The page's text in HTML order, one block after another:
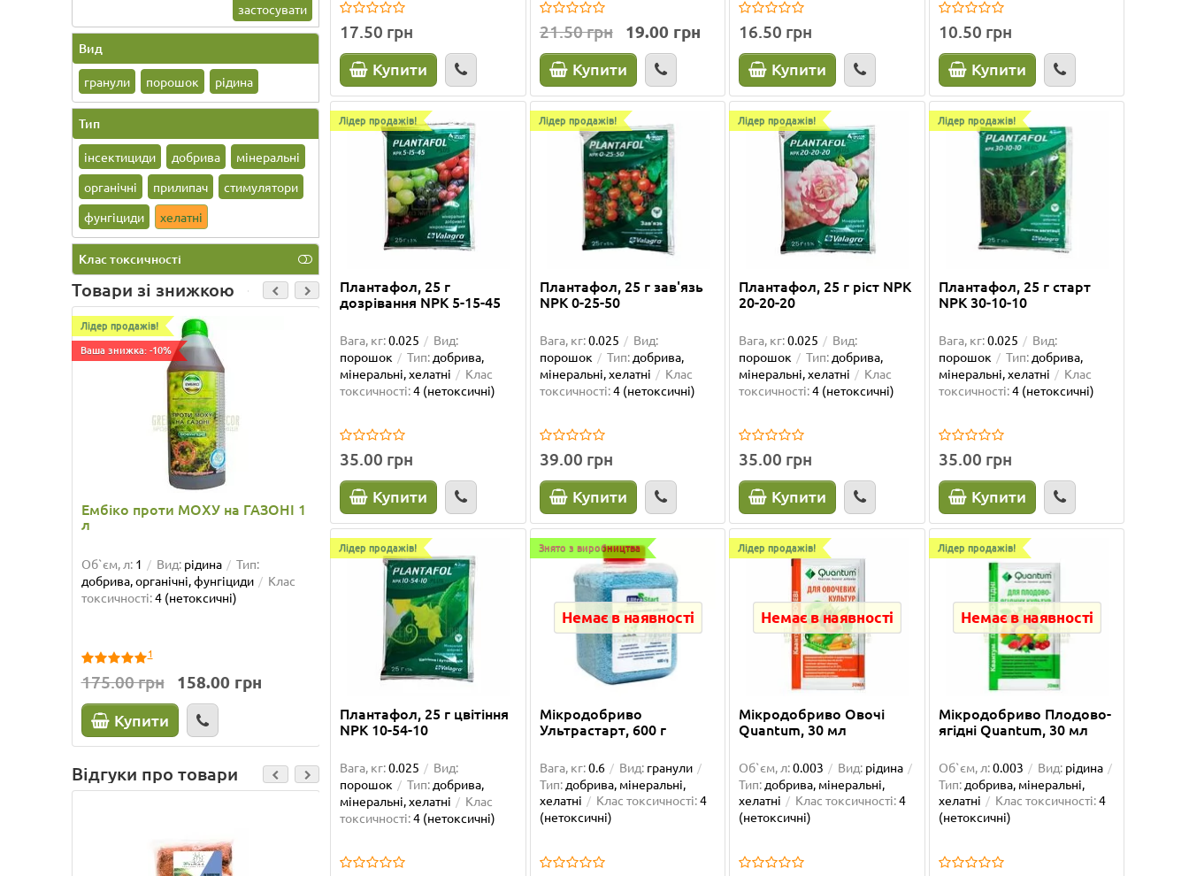
застосувати
Вид
гранули порошок рідина
Тип
інсектициди добрива
мінеральні
органічні
прилипач
стимулятори
фунгіциди
хелатні
Клас токсичності
Товари зі знижкою
Лідер продажів!
Ваша знижка: -10%
Ембіко проти МОХУ на ГАЗОНІ 1
л
Об`єм, л: 1 Вид: рідина
Тип:
добрива, органічні, фунгіциди
Клас
токсичності:4 (нетоксичні)
1
175.00 грн 158.00 грн
Купити
MAXMiN Botanic для хвойних, 1
л
Об`єм, л:1 Вид:рідина
добрива, органічні, стимулятори
309.00 грн 263.00 грн
Купити
Ваша знижка: -14%
Борна кислота, 20 г
Вага, кг:0.02 гранули
Тип:
добрива, мінеральні, стимулятори
10.50 грн 9.00 грн
Купити
Ваша знижка: -15%
Добриво Яра Міла 9:12:25, 1 кг
Вага, кг: Вид: гранули
Тип:
добрива, мінеральні
105.00 грн 89.00 грн
Купити
Відгуки про товари
17.50 грн
Купити
21.50 грн 19.00 грн
Купити
16.50 грн
Купити
10.50 грн
Купити
Лідер продажів!
Плантафол, 25 г
дозрівання NPK 5-15-45
Вага, кг:0.025
Вид:
порошок
Тип: добрива,
мінеральні, хелатні
Клас
токсичності:4 (нетоксичні)
35.00 грн
Купити
Лідер продажів!
Плантафол, 25 г зав'язь
NPK 0-25-50
Вага, кг:0.025
Вид:
порошок
Тип: добрива,
мінеральні, хелатні
Клас
токсичності:4 (нетоксичні)
39.00 грн
Купити
Лідер продажів!
Плантафол, 25 г ріст NPK
20-20-20
Вага, кг:0.025
Вид:
порошок
Тип: добрива,
мінеральні, хелатні
Клас
токсичності:4 (нетоксичні)
35.00 грн
Купити
Лідер продажів!
Плантафол, 25 г старт
NPK 30-10-10
Вага, кг:0.025
Вид:
порошок
Тип: добрива,
мінеральні, хелатні
Клас
токсичності:4 (нетоксичні)
35.00 грн
Купити
Лідер продажів!
Плантафол, 25 г цвітіння
NPK 10-54-10
Вага, кг:0.025
Вид:
порошок
Тип: добрива,
мінеральні, хелатні
Клас
токсичності:4 (нетоксичні)
Знято з виробництва
Немає в наявності
Мікродобриво
Ультрастарт, 600 г
Вага, кг:0.6 Вид: гранули
Тип: добрива, мінеральні,
хелатні
Клас токсичності:4
(нетоксичні)
Лідер продажів!
Немає в наявності
Мікродобриво Овочі
Quantum, 30 мл
Об`єм, л:0.003 Вид: рідина
Тип: добрива, мінеральні,
хелатні
Клас токсичності:4
(нетоксичні)
Лідер продажів!
Немає в наявності
Мікродобриво Плодово-
ягідні Quantum, 30 мл
Об`єм, л:0.003 Вид: рідина
Тип: добрива, мінеральні,
хелатні
Клас токсичності:4
(нетоксичні)